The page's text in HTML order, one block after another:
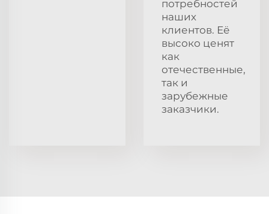
потребностей
наших
клиентов. Её
высоко ценят
как
отечественные,
так и
зарубежные
заказчики.